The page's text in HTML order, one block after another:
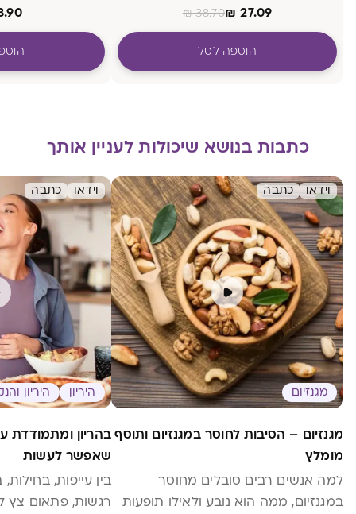
₪ 27.09
₪38.70
הוספה לסל
כתבות בנושא שיכולות לעניין אותך
וידאו כתבה
מגנזיום
מגנזיום – הסיבות לחוסר במגנזיום ותוסף
מומלץ
למה אנשים רבים סובלים מחוסר
במגנזיום, ממה הוא נובע ולאילו תופעות
וידאו כתבה
היריון היריון
בהריון
שאפשר לעשות
בין עייפות,
רגשות, פתאום צץ